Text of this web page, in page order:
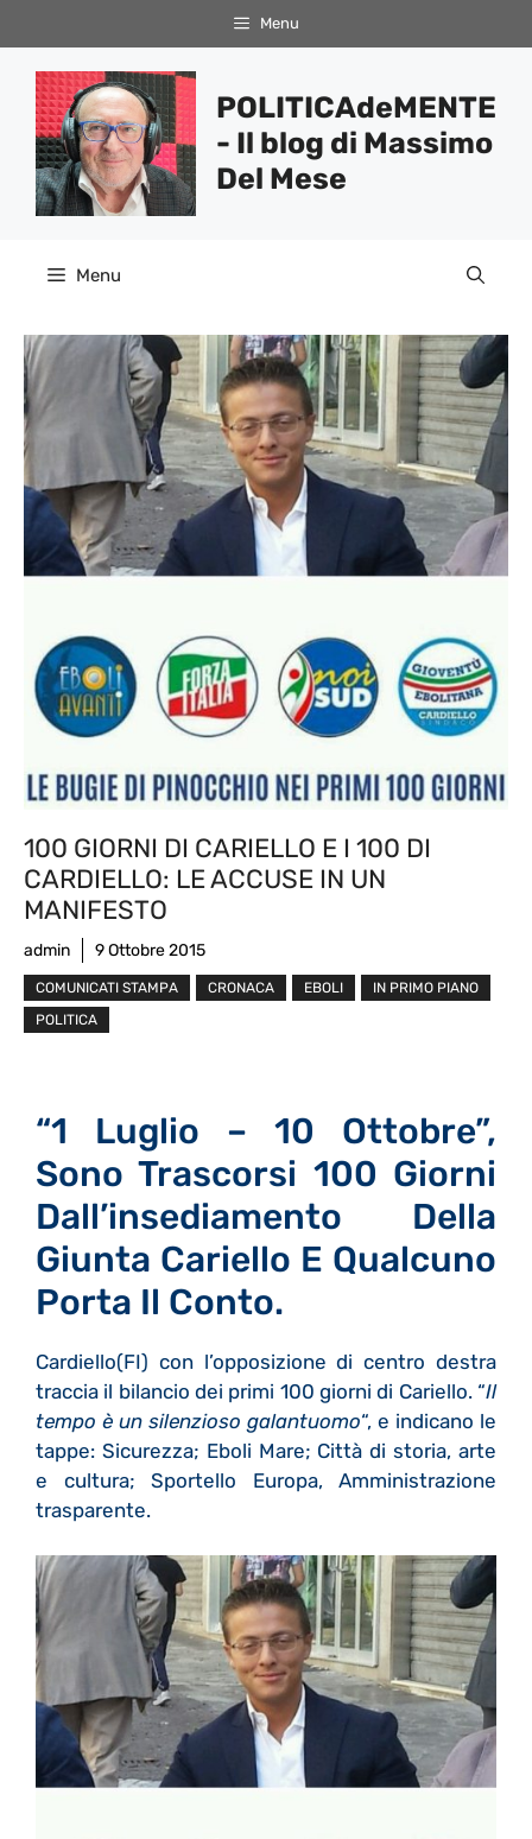
al
contenuto
Menu
POLITICAdeMENTE
- Il blog di Massimo
Del Mese
Menu
100 GIORNI DI CARIELLO E I 100 DI
CARDIELLO: LE ACCUSE IN UN
MANIFESTO
admin 9 Ottobre 2015
COMUNICATI STAMPA CRONACA EBOLI
IN PRIMO PIANO
POLITICA
“1 Luglio – 10 Ottobre”,
Sono Trascorsi 100 Giorni
Dall’insediamento Della
Giunta Cariello E Qualcuno
Porta Il Conto.
Cardiello(FI) con l’opposizione di centro destra
traccia il bilancio dei primi 100 giorni di Cariello. “Il
tempo è un silenzioso galantuomo“, e indicano le
tappe: Sicurezza; Eboli Mare; Città di storia, arte
e cultura; Sportello Europa, Amministrazione
trasparente.